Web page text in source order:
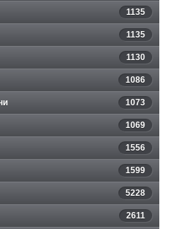
1135
1135
1130
1086
1073
1069
1556
1599
5228
2611